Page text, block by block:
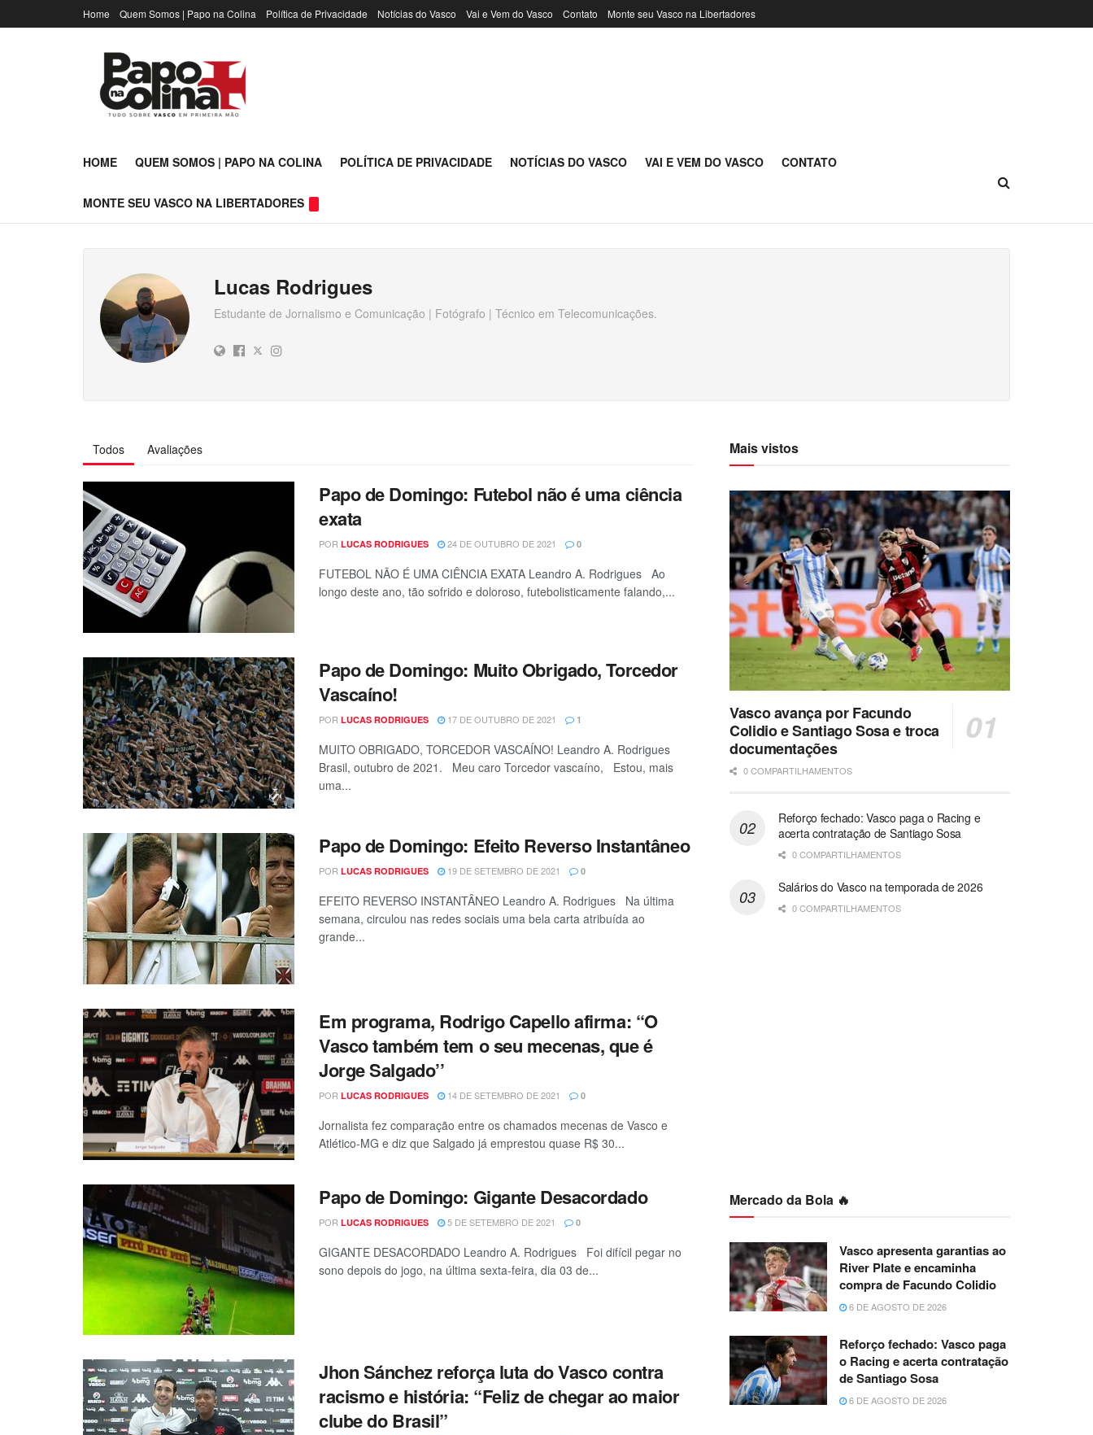
Home Quem Somos | Papo na Colina Política de Privacidade Notícias do Vasco Vai e Vem do Vasco Contato Monte seu Vasco na Libertadores
HOME QUEM SOMOS | PAPO NA COLINA POLÍTICA DE PRIVACIDADE NOTÍCIAS DO VASCO VAI E VEM DO VASCO CONTATO
MONTE SEU VASCO NA LIBERTADORES
Lucas Rodrigues
Estudante de Jornalismo e Comunicação | Fotógrafo | Técnico em Telecomunicações.
Todos Avaliações
Papo de Domingo: Futebol não é uma ciência
exata
POR LUCAS RODRIGUES 24 DE OUTUBRO DE 2021 0
FUTEBOL NÃO É UMA CIÊNCIA EXATA Leandro A. Rodrigues Ao
longo deste ano, tão sofrido e doloroso, futebolisticamente falando,...
Papo de Domingo: Muito Obrigado, Torcedor
Vascaíno!
POR LUCAS RODRIGUES 17 DE OUTUBRO DE 2021 1
MUITO OBRIGADO, TORCEDOR VASCAÍNO! Leandro A. Rodrigues
Brasil, outubro de 2021. Meu caro Torcedor vascaíno, Estou, mais
uma...
Papo de Domingo: Efeito Reverso Instantâneo
POR LUCAS RODRIGUES 19 DE SETEMBRO DE 2021 0
EFEITO REVERSO INSTANTÂNEO Leandro A. Rodrigues Na última
semana, circulou nas redes sociais uma bela carta atribuída ao
grande...
Em programa, Rodrigo Capello afirma: “O
Vasco também tem o seu mecenas, que é
Jorge Salgado’’
POR LUCAS RODRIGUES 14 DE SETEMBRO DE 2021 0
Jornalista fez comparação entre os chamados mecenas de Vasco e
Atlético-MG e diz que Salgado já emprestou quase R$ 30...
Papo de Domingo: Gigante Desacordado
POR LUCAS RODRIGUES 5 DE SETEMBRO DE 2021 0
GIGANTE DESACORDADO Leandro A. Rodrigues Foi difícil pegar no
sono depois do jogo, na última sexta-feira, dia 03 de...
Jhon Sánchez reforça luta do Vasco contra
racismo e história: “Feliz de chegar ao maior
clube do Brasil”
Mais vistos
Vasco avança por Facundo
Colidio e Santiago Sosa e troca
documentações
0 COMPARTILHAMENTOS
Reforço fechado: Vasco paga o Racing e
acerta contratação de Santiago Sosa
0 COMPARTILHAMENTOS
Salários do Vasco na temporada de 2026
0 COMPARTILHAMENTOS
Mercado da Bola 🔥
Vasco apresenta garantias ao
River Plate e encaminha
compra de Facundo Colidio
6 DE AGOSTO DE 2026
Reforço fechado: Vasco paga
o Racing e acerta contratação
de Santiago Sosa
6 DE AGOSTO DE 2026